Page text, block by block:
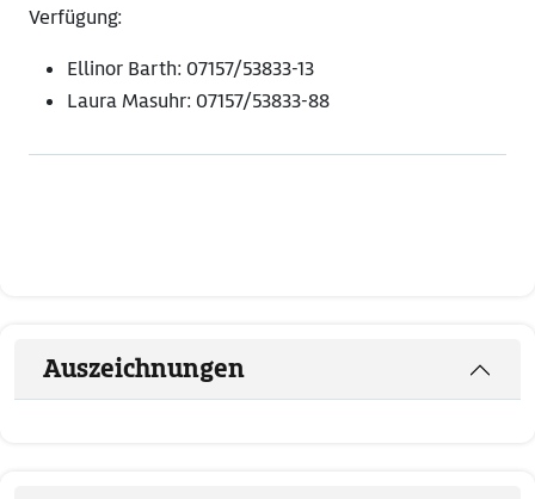
Verfügung:
Ellinor Barth: 07157/53833-13
Laura Masuhr: 07157/53833-88
Auszeichnungen